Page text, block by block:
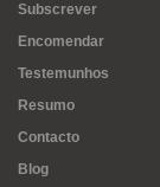
Subscrever
Encomendar
Testemunhos
Resumo
Contacto
Blog